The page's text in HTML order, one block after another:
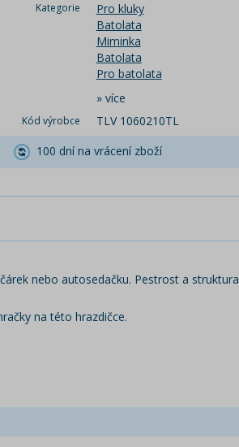
Kategorie
Pro kluky
Batolata
Miminka
Batolata
Pro batolata
» více
Kód výrobce
TLV 1060210TL
100 dní na vrácení zboží
nebo autosedačku. Pestrost a
na této hrazdičce.